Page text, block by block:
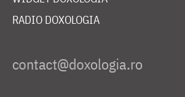
RADIO DOXOLOGIA